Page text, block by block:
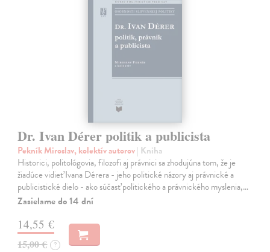
Dr. Ivan Dérer politik a publicista
Pekník Miroslav, kolektív autorov| Kniha
Historici, politológovia, filozofi aj právnici sa zhodujúna tom, že je
žiadúce vidieť Ivana Dérera - jeho politické názory aj právnické a
publicistické dielo - ako súčasť politického a právnického myslenia,…
Zasielame do 14 dní
14,55 €
15,00 € ?